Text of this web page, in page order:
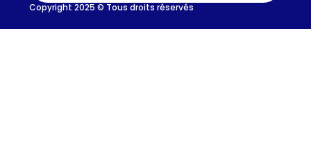
Copyright 2025 © Tous droits réservés